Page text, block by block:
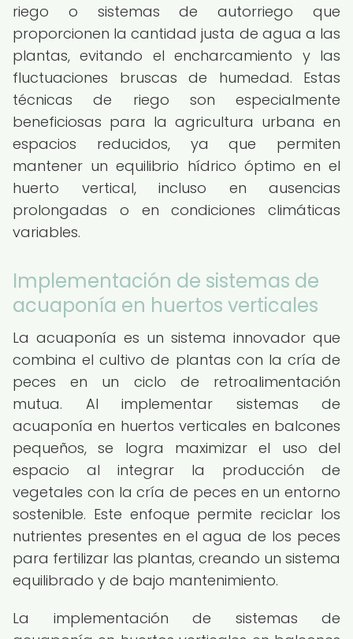
riego o sistemas de autorriego que
proporcionen la cantidad justa de agua a las
plantas, evitando el encharcamiento y las
fluctuaciones bruscas de humedad. Estas
técnicas de riego son especialmente
beneficiosas para la agricultura urbana en
espacios reducidos, ya que permiten
mantener un equilibrio hídrico óptimo en el
huerto vertical, incluso en ausencias
prolongadas o en condiciones climáticas
variables.
Implementación de sistemas de
acuaponía en huertos verticales
La acuaponía es un sistema innovador que
combina el cultivo de plantas con la cría de
peces en un ciclo de retroalimentación
mutua. Al implementar sistemas de
acuaponía en huertos verticales en balcones
pequeños, se logra maximizar el uso del
espacio al integrar la producción de
vegetales con la cría de peces en un entorno
sostenible. Este enfoque permite reciclar los
nutrientes presentes en el agua de los peces
para fertilizar las plantas, creando un sistema
equilibrado y de bajo mantenimiento.
La implementación de sistemas de